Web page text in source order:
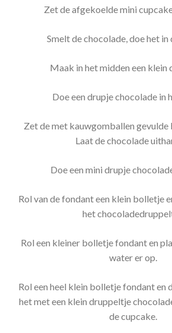
Zet de afgekoelde mini
Smelt de chocolade, doe het in
Maak in het midden een klein
Doe een drupje chocolade in
Zet de met kauwgomballen gevulde
Laat de chocolade
Doe een mini drupje
Rol van de fondant een klein bolletje
het
Rol een kleiner bolletje fondant en
water er op.
Rol een heel klein bolletje fondant en
het met een klein druppeltje
de cupcake.